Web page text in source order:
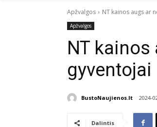
Apžvalgos NT kainos augs ar
Apžvalgos
NT kainos
gyventojai
BustoNaujienos.lt 2024-
Dalintis